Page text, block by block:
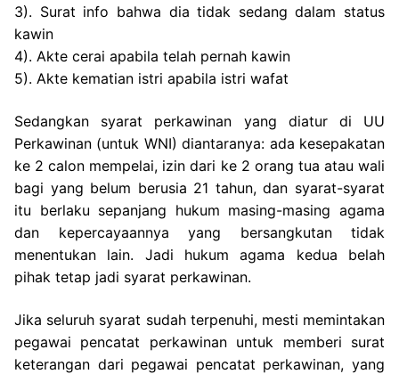
3). Surat info bahwa dia tidak sedang dalam status
kawin
4). Akte cerai apabila telah pernah kawin
5). Akte kematian istri apabila istri wafat
Sedangkan syarat perkawinan yang diatur di UU
Perkawinan (untuk WNI) diantaranya: ada kesepakatan
ke 2 calon mempelai, izin dari ke 2 orang tua atau wali
bagi yang belum berusia 21 tahun, dan syarat-syarat
itu berlaku sepanjang hukum masing-masing agama
dan kepercayaannya yang bersangkutan tidak
menentukan lain. Jadi hukum agama kedua belah
pihak tetap jadi syarat perkawinan.
Jika seluruh syarat sudah terpenuhi, mesti memintakan
pegawai pencatat perkawinan untuk memberi surat
keterangan dari pegawai pencatat perkawinan, yang